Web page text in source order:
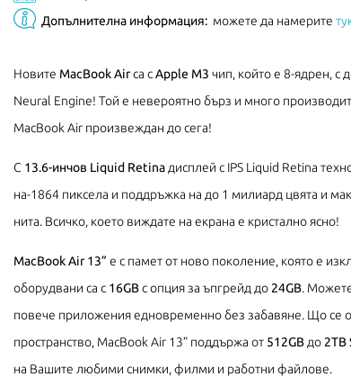
Допълнителна информация: можете да намерите
Новите MacBook Airса сApple M3 чип, който е 8-ядрен, с
Neural Engine! Той е невероятно бърз и много
MacBook Air произвеждан до сега!
С 13.6-инчов Liquid Retina дисплей с IPS Liquid Retina
на-1864 пиксела и поддръжка на до 1 милиард цвята и
нита. Всичко, което виждате на екрана е кристално ясно!
MacBook Air 13” е с памет от ново поколение, която е
оборудвани са с 16GBс опция за ъпгрейд до 24GB.
повече приложения едновременно без забавяне. Що се
пространство, MacBook Air 13” поддържа от 512GB до 2TB
на Вашите любими снимки, филми и работни файлове.